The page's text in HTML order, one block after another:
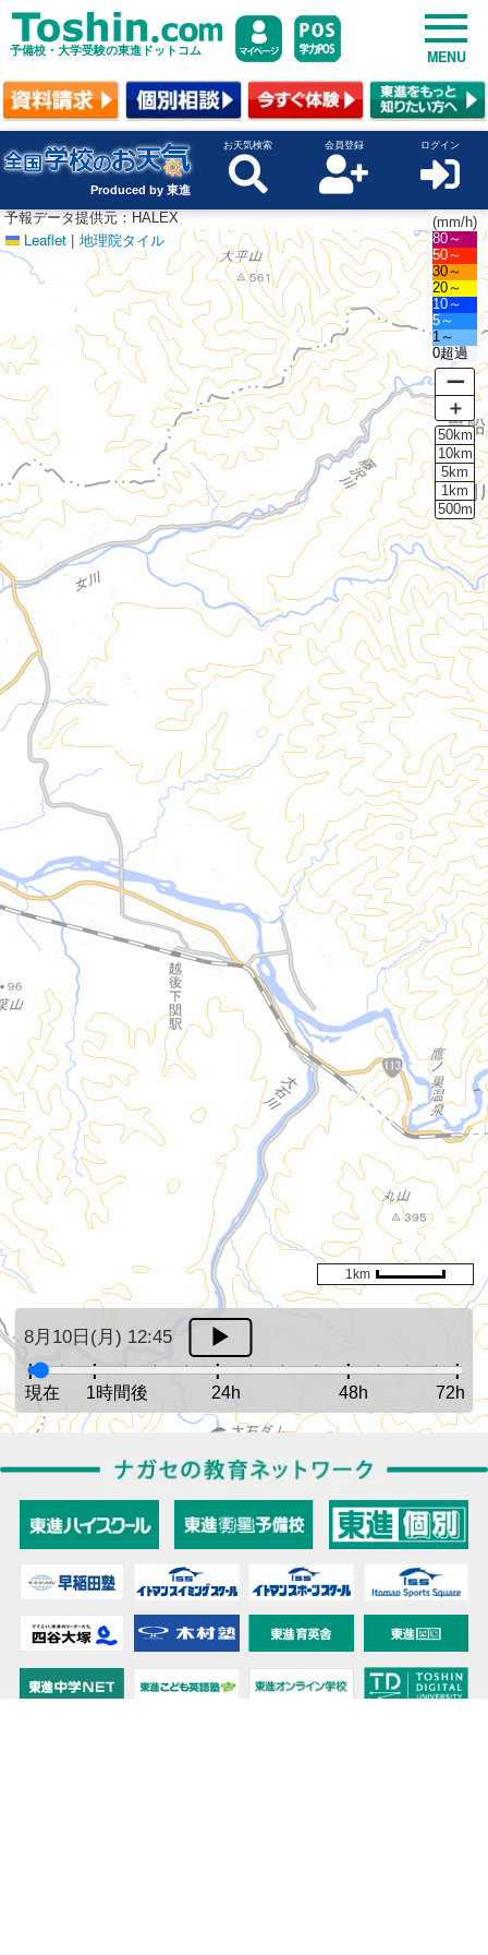
予備校・大学受験の東進ドットコム MENU
Produced by 東進
お天気検索 会員登録 ログイン
Leaflet | 地理院タイル
8月10日(月) 12:45
現在 1時間後 24h 48h 72h
1km
(mm/h)
80～
50～
30～
20～
10～
5～
1～
0超過
ー
＋
50km
10km
5km
1km
500m
予報データ提供元：HALEX